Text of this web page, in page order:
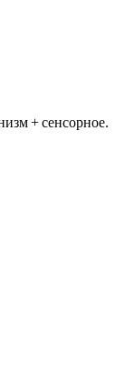
+ сенсорное.